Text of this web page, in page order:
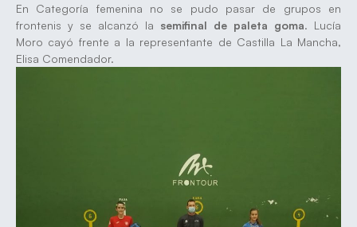
En Categoría femenina no se pudo pasar de grupos en
frontenis y se alcanzó la semifinal de paleta goma. Lucía
Moro cayó frente a la representante de Castilla La Mancha,
Elisa Comendador.